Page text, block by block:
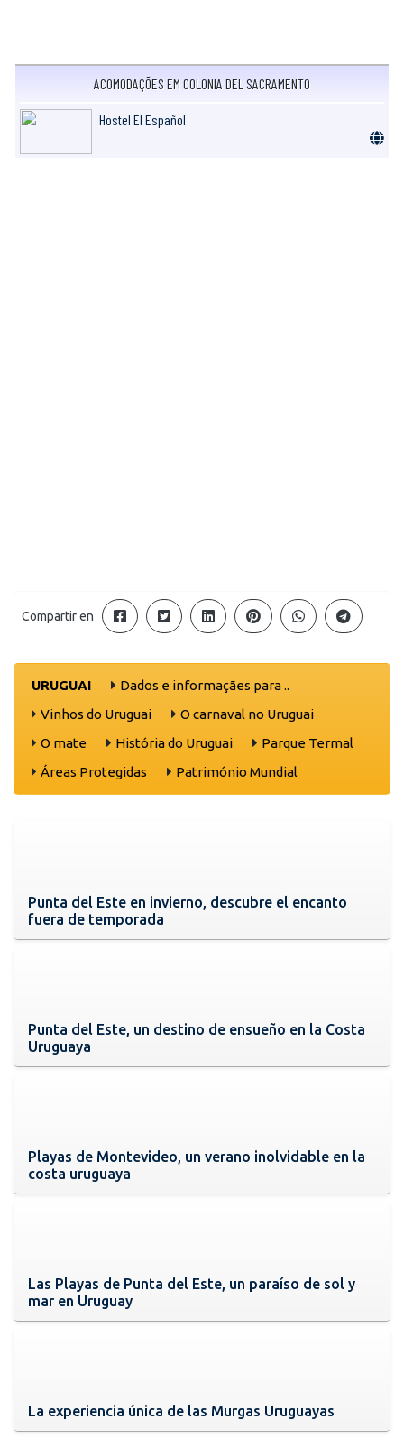
ACOMODAÇÕES EM COLONIA DEL SACRAMENTO
Hostel El Español
Compartir en
URUGUAI
Dados e informaçães para ..
Vinhos do Uruguai
O carnaval no Uruguai
O mate
História do Uruguai
Parque Termal
Áreas Protegidas
Património Mundial
Punta del Este en invierno, descubre el encanto
fuera de temporada
Punta del Este, un destino de ensueño en la Costa
Uruguaya
Playas de Montevideo, un verano inolvidable en la
costa uruguaya
Las Playas de Punta del Este, un paraíso de sol y
mar en Uruguay
La experiencia única de las Murgas Uruguayas